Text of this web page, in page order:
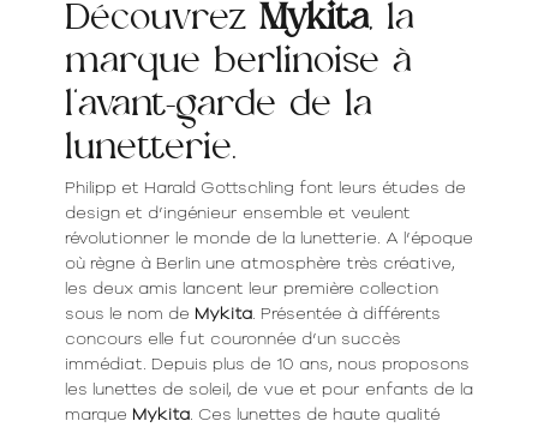
Découvrez Mykita, la
marque berlinoise à
l'avant-garde de la
lunetterie.
Philipp et Harald Gottschling font leurs études de
design et d’ingénieur ensemble et veulent
révolutionner le monde de la lunetterie. A l’époque
où règne à Berlin une atmosphère très créative,
les deux amis lancent leur première collection
sous le nom de Mykita. Présentée à différents
concours elle fut couronnée d’un succès
immédiat. Depuis plus de 10 ans, nous proposons
les lunettes de soleil, de vue et pour enfants de la
marque Mykita. Ces lunettes de haute qualité